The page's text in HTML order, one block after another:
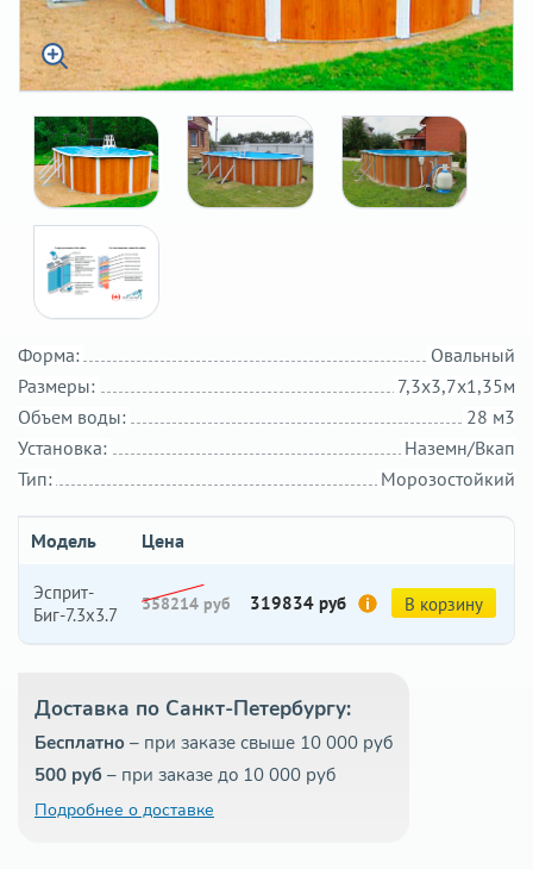
Овальный
Форма:
7,3х3,7х1,35м
Размеры:
28 м3
Объем воды:
Наземн/Вкап
Установка:
Морозостойкий
Тип:
Модель Цена
Эсприт-
Биг-7.3х3.7
358214 руб 319834 руб В корзину
Доставка по Санкт-Петербургу:
Бесплатно – при заказе свыше 10 000 руб
500 руб – при заказе до 10 000 руб
Подробнее о доставке